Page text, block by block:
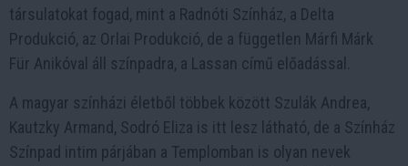
társulatokat fogad, mint a Radnóti Színház, a Delta
Produkció, az Orlai Produkció, de a független Márfi Márk
Für Anikóval áll színpadra, a Lassan című előadással.
A magyar színházi életből többek között Szulák Andrea,
Kautzky Armand, Sodró Eliza is itt lesz látható, de a Színház
Színpad intim párjában a Templomban is olyan nevek